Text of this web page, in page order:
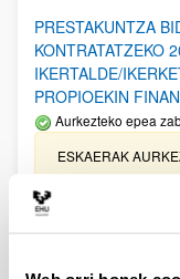
PRESTAKUNTZA
KONTRATATZEKO
IKERTALDE/
PROPIOEKIN
Aurkezteko epea
ESKAERAK
UPV/EHUn
erosi eta berritzeko